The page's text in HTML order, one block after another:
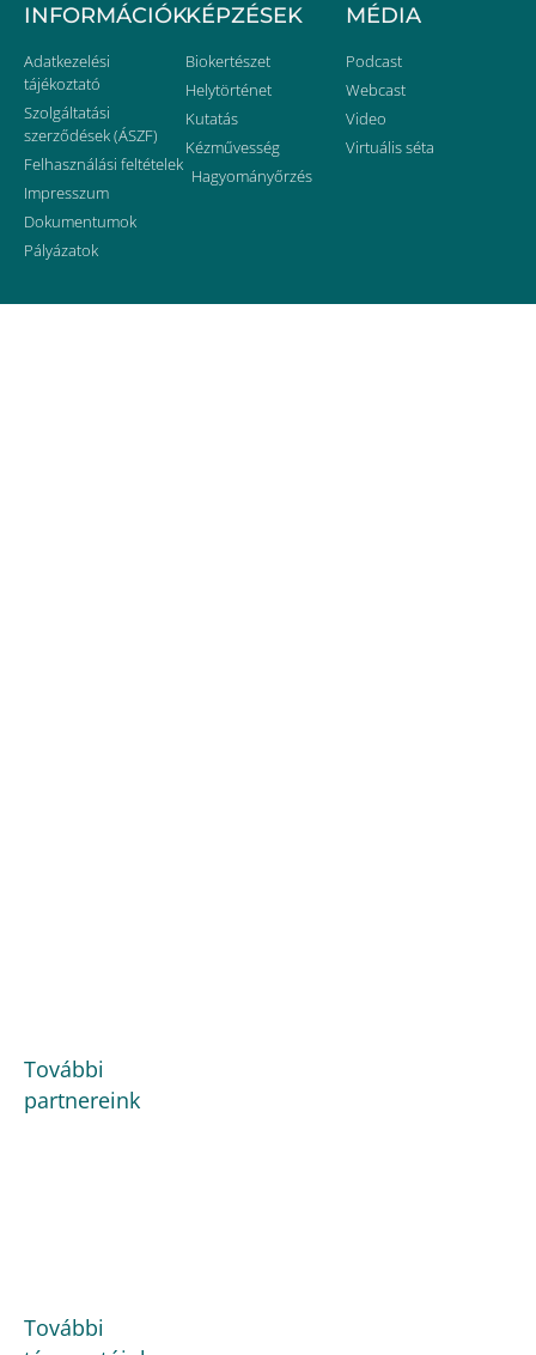
INFORMÁCIÓK
Adatkezelési
tájékoztató
Szolgáltatási
szerződések (ÁSZF)
Felhasználási feltételek
Impresszum
Dokumentumok
Pályázatok
KÉPZÉSEK
Biokertészet
Helytörténet
Kutatás
Kézművesség
Hagyományőrzés
MÉDIA
Podcast
Webcast
Video
Virtuális séta
További
partnereink
További